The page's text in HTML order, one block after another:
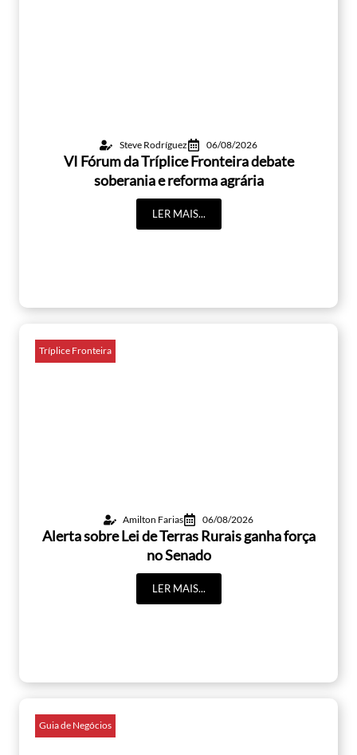
Steve Rodríguez 06/08/2026
VI Fórum da Tríplice Fronteira debate
soberania e reforma agrária
LER MAIS...
Tríplice Fronteira
Amilton Farias 06/08/2026
Alerta sobre Lei de Terras Rurais ganha força
no Senado
LER MAIS...
Guia de Negócios